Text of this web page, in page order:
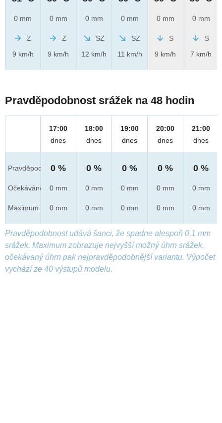
0 mm
Z
9 km/h
0 mm
Z
9 km/h
0 mm
SZ
12 km/h
0 mm
SZ
11 km/h
0 mm
S
9 km/h
0 mm
S
7 km/h
Pravděpodobnost srážek na 48 hodin
Pravděpod.
Očekáváno
Maximum
17:00
dnes
0 %
0 mm
0 mm
18:00
dnes
0 %
0 mm
0 mm
19:00
dnes
0 %
0 mm
0 mm
20:00
dnes
0 %
0 mm
0 mm
21:00
dnes
0 %
0 mm
0 mm
Pravděpodobnost udává šanci, že spadne alespoň 0,1 mm
srážek. Maximum zobrazuje nejvyšší možný úhrn srážek,
očekávaný úhrn pak nejpravděpodobnější variantu. Výpočet
vychází ze 40 výstupů modelu.